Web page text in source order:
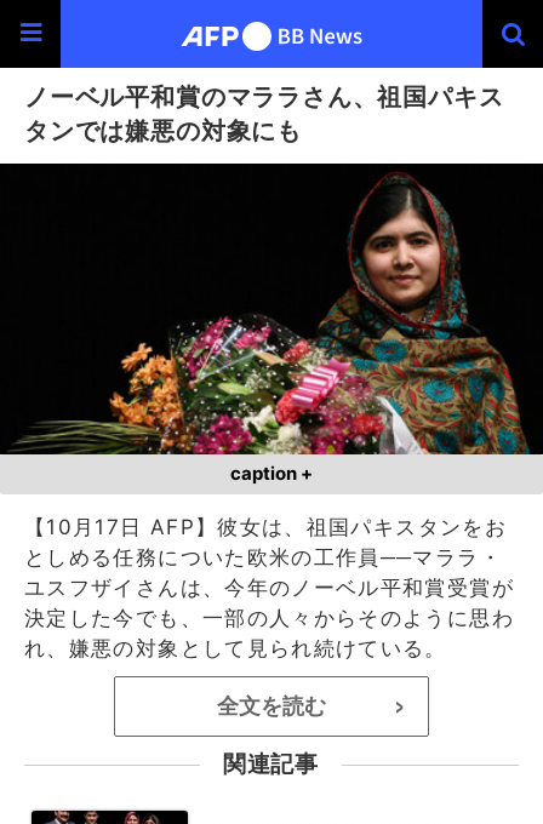
ノーベル平和賞のマララさん、祖国パキス
タンでは嫌悪の対象にも
caption +
【10月17日 AFP】彼女は、祖国パキスタンをお
としめる任務についた欧米の工作員──マララ・
ユスフザイさんは、今年のノーベル平和賞受賞が
決定した今でも、一部の人々からそのように思わ
れ、嫌悪の対象として見られ続けている。
全文を読む >
関連記事